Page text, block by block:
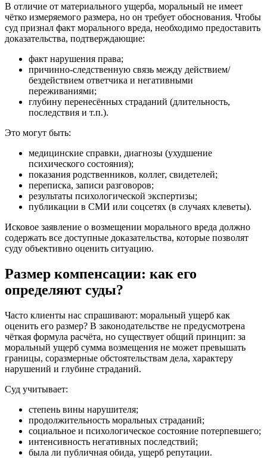
В отличие от материального ущерба, моральный не имеет
чётко измеряемого размера, но он требует обоснования. Чтобы
суд признал факт морального вреда, необходимо предоставить
доказательства, подтверждающие:
факт нарушения права;
причинно-следственную связь между действием/
бездействием ответчика и негативными
переживаниями;
глубину перенесённых страданий (длительность,
последствия и т.п.).
Это могут быть:
медицинские справки, диагнозы (ухудшение
психического состояния);
показания родственников, коллег, свидетелей;
переписка, записи разговоров;
результаты психологической экспертизы;
публикации в СМИ или соцсетях (в случаях клеветы).
Исковое заявление о возмещении морального вреда должно
содержать все доступные доказательства, которые позволят
суду объективно оценить ситуацию.
Размер компенсации: как его
определяют суды?
Часто клиенты нас спрашивают: моральный ущерб как
оценить его размер? В законодательстве не предусмотрена
чёткая формула расчёта, но существует общий принцип: за
моральный ущерб сумма возмещения не может превышать
границы, соразмерные обстоятельствам дела, характеру
нарушений и глубине страданий.
Суд учитывает:
степень вины нарушителя;
продолжительность моральных страданий;
социальное и психологическое состояние потерпевшего;
интенсивность негативных последствий;
была ли публичная обида, ущерб репутации.